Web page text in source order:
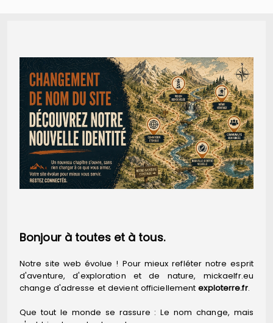
Bonjour à toutes et à tous.
Notre site web évolue ! Pour mieux refléter notre esprit
d'aventure, d'exploration et de nature, mickaelfr.eu
change d'adresse et devient officiellementexploterre.fr.
Que tout le monde se rassure : Le nom change, mais